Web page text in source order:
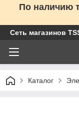
По наличию
Сеть магазинов
Каталог